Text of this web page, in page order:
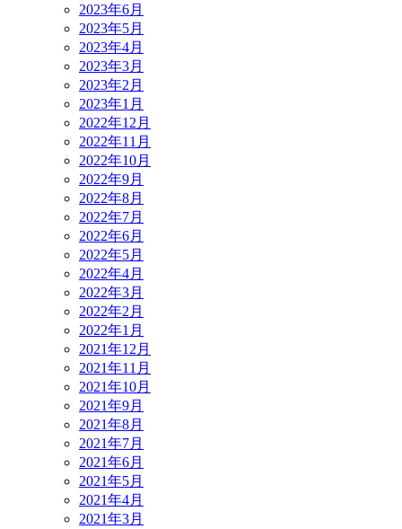
2023年6月
2023年5月
2023年4月
2023年3月
2023年2月
2023年1月
2022年12月
2022年11月
2022年10月
2022年9月
2022年8月
2022年7月
2022年6月
2022年5月
2022年4月
2022年3月
2022年2月
2022年1月
2021年12月
2021年11月
2021年10月
2021年9月
2021年8月
2021年7月
2021年6月
2021年5月
2021年4月
2021年3月